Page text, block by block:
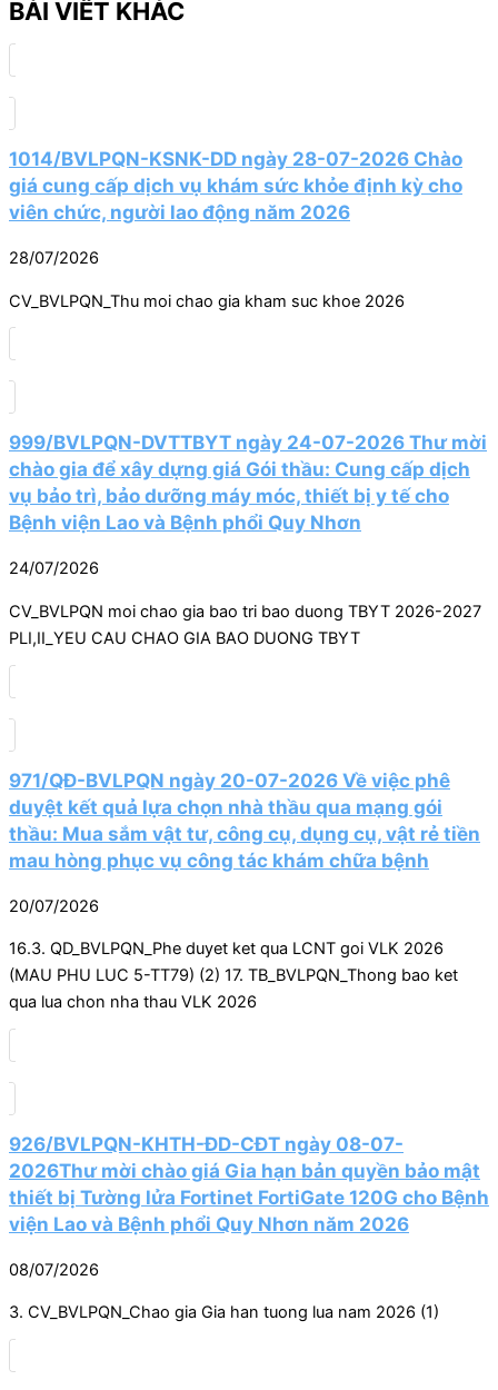
BÀI VIẾT KHÁC
1014/BVLPQN-KSNK-DD ngày 28-07-2026 Chào
giá cung cấp dịch vụ khám sức khỏe định kỳ cho
viên chức, người lao động năm 2026
28/07/2026
CV_BVLPQN_Thu moi chao gia kham suc khoe 2026
999/BVLPQN-DVTTBYT ngày 24-07-2026 Thư mời
chào gia để xây dựng giá Gói thầu: Cung cấp dịch
vụ bảo trì, bảo dưỡng máy móc, thiết bị y tế cho
Bệnh viện Lao và Bệnh phổi Quy Nhơn
24/07/2026
CV_BVLPQN moi chao gia bao tri bao duong TBYT 2026-2027
PLI,II_YEU CAU CHAO GIA BAO DUONG TBYT
971/QĐ-BVLPQN ngày 20-07-2026 Về việc phê
duyệt kết quả lựa chọn nhà thầu qua mạng gói
thầu: Mua sắm vật tư, công cụ, dụng cụ, vật rẻ tiền
mau hòng phục vụ công tác khám chữa bệnh
20/07/2026
16.3. QD_BVLPQN_Phe duyet ket qua LCNT goi VLK 2026
(MAU PHU LUC 5-TT79) (2) 17. TB_BVLPQN_Thong bao ket
qua lua chon nha thau VLK 2026
926/BVLPQN-KHTH-ĐD-CĐT ngày 08-07-
2026Thư mời chào giá Gia hạn bản quyền bảo mật
thiết bị Tường lửa Fortinet FortiGate 120G cho Bệnh
viện Lao và Bệnh phổi Quy Nhơn năm 2026
08/07/2026
3. CV_BVLPQN_Chao gia Gia han tuong lua nam 2026 (1)